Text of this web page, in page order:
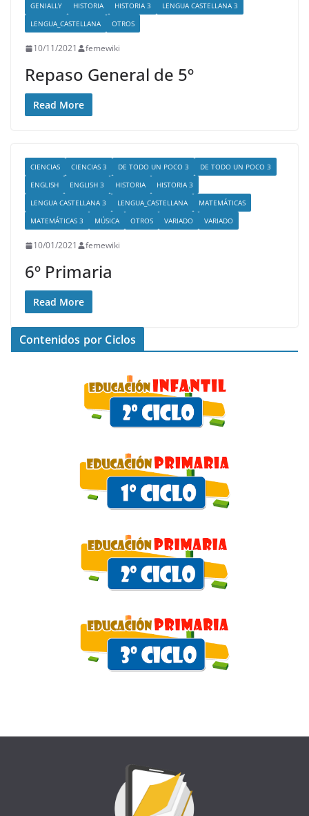
GENIALLY
HISTORIA HISTORIA 3
LENGUA CASTELLANA 3
LENGUA_CASTELLANA
OTROS
10/11/2021 femewiki
Repaso General de 5º
Read More
CIENCIAS CIENCIAS 3 DE TODO UN POCO 3
DE TODO UN POCO 3
ENGLISH
ENGLISH 3 HISTORIA
HISTORIA 3
LENGUA CASTELLANA 3
LENGUA_CASTELLANA
MATEMÁTICAS
MATEMÁTICAS 3
MÚSICA OTROS VARIADO VARIADO
10/01/2021 femewiki
6º Primaria
Read More
Contenidos por Ciclos